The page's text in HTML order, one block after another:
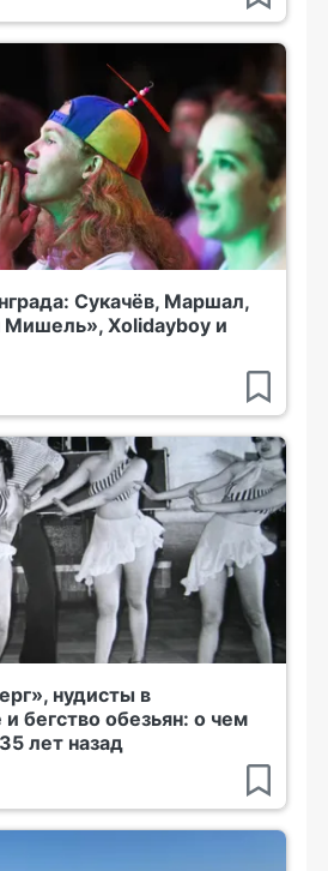
Сукачёв, Маршал,
Мишель», Xolidayboy и
нудисты в
бегство обезьян: о чем
лет назад